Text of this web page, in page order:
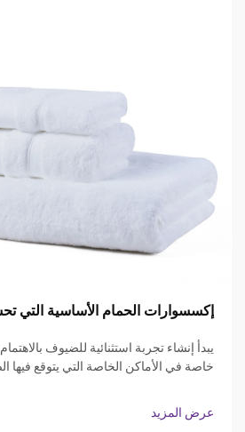
إكسسوارات الحمام الأساسية التي
يبدأ إنشاء تجربة استثنائية للضيوف
خاصة في الأماكن الخاصة التي يتوقع فيها
عرض المزيد